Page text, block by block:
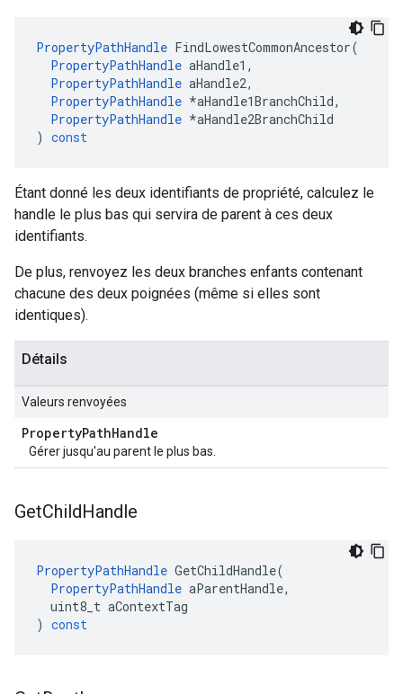
PropertyPathHandle FindLowestCommonAncestor(
PropertyPathHandle aHandle1 ,
PropertyPathHandle aHandle2,
PropertyPathHandle *aHandle1BranchChild,
PropertyPathHandle *aHandle2BranchChild
) const
Étant donné les deux identifiants de propriété, calculez le
handle le plus bas qui servira de parent à ces deux
identifiants.
De plus, renvoyez les deux branches enfants contenant
chacune des deux poignées (même si elles sont
identiques).
Détails
Valeurs renvoyées
PropertyPathHandle
Gérer jusqu'au parent le plus bas.
GetChildHandle
PropertyPathHandle GetChildHandle(
PropertyPathHandle aParentHandle,
uint8_t aContextTag
) const